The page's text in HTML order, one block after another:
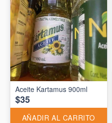
Aceite Kartamus 900ml
$35
AÑADIR AL CARRITO